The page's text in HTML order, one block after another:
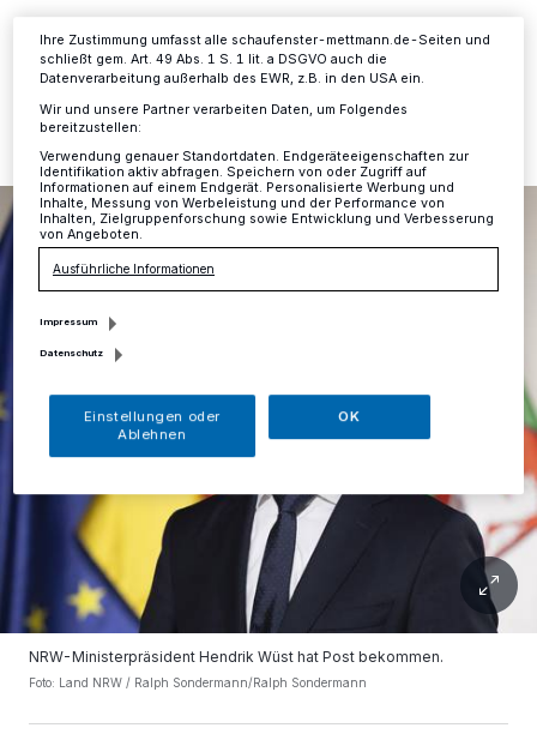
22.09.2023 , 13:48 Uhr Eine Minute Lesezeit
NRW-Ministerpräsident Hendrik Wüst hat Post bekommen.
Foto: Land NRW / Ralph Sondermann/Ralph Sondermann
Ihre Zustimmung umfasst alle schaufenster-mettmann.de-Seiten und
schließt gem. Art. 49 Abs. 1 S. 1 lit. a DSGVO auch die
Datenverarbeitung außerhalb des EWR, z.B. in den USA ein.
Wir und unsere Partner verarbeiten Daten, um Folgendes
bereitzustellen:
Verwendung genauer Standortdaten. Endgeräteeigenschaften zur
Identifikation aktiv abfragen. Speichern von oder Zugriff auf
Informationen auf einem Endgerät. Personalisierte Werbung und
Inhalte, Messung von Werbeleistung und der Performance von
Inhalten, Zielgruppenforschung sowie Entwicklung und Verbesserung
von Angeboten.
Ausführliche Informationen
Impressum
Datenschutz
Einstellungen oder
Ablehnen
OK